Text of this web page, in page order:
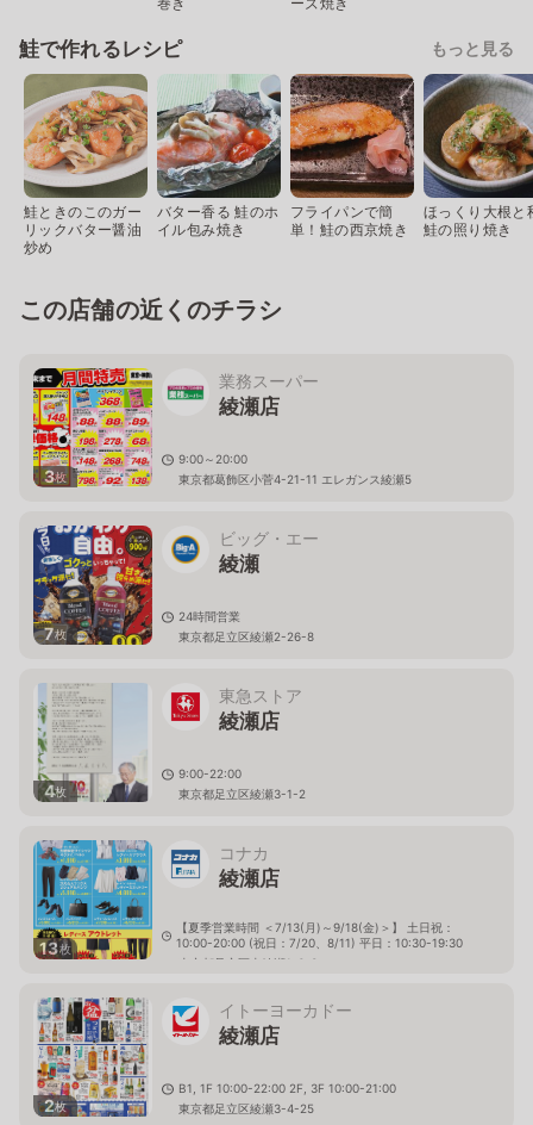
鮭で作れるレシピ もっと見る
鮭ときのこのガー
リックバター醤油
炒め
バター香る 鮭のホ
イル包み焼き
フライパンで簡
単！鮭の西京焼き
ほっくり大根と
鮭の照り焼き
この店舗の近くのチラシ
3枚
業務スーパー
綾瀬店
9:00～20:00
東京都葛飾区小菅4-21-11 エレガンス綾瀬5
7枚
ビッグ・エー
綾瀬
24時間営業
東京都足立区綾瀬2-26-8
4枚
東急ストア
綾瀬店
9:00-22:00
東京都足立区綾瀬3-1-2
13枚
コナカ
綾瀬店
【夏季営業時間 ＜7/13(月)～9/18(金)＞】 土日祝：
10:00-20:00 (祝日：7/20、8/11) 平日：10:30-19:30
東京都足立区東綾瀬1-6-3
2枚
イトーヨーカドー
綾瀬店
B1, 1F 10:00-22:00 2F, 3F 10:00-21:00
東京都足立区綾瀬3-4-25